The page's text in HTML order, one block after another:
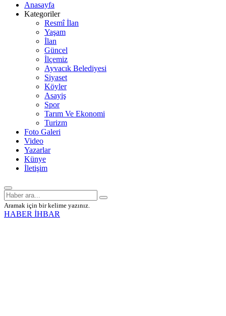
Anasayfa
Kategoriler
Resmî İlan
Yaşam
İlan
Güncel
İlçemiz
Ayvacık Belediyesi
Siyaset
Köyler
Asayiş
Spor
Tarım Ve Ekonomi
Turizm
Foto Galeri
Video
Yazarlar
Künye
İletişim
Aramak için bir kelime yazınız.
HABER İHBAR